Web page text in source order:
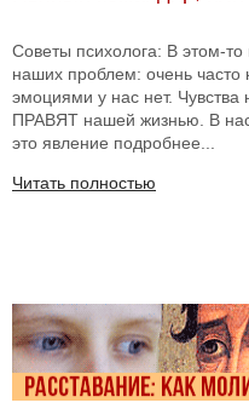
Советы психолога: В этом-
наших проблем: очень часто
эмоциями у нас нет. Чувства
ПРАВЯТ нашей жизнью. В
это явление подробнее...
Читать полностью